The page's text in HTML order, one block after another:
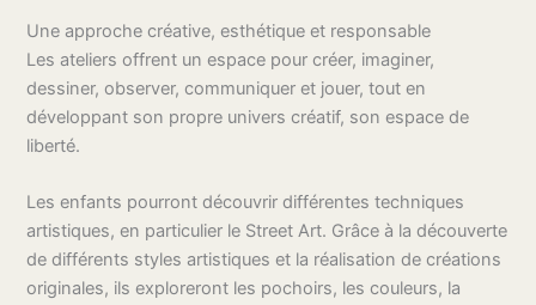
Une approche créative, esthétique et responsable
Les ateliers offrent un espace pour créer, imaginer,
dessiner, observer, communiquer et jouer, tout en
développant son propre univers créatif, son espace de
liberté.
Les enfants pourront découvrir différentes techniques
artistiques, en particulier le Street Art. Grâce à la découverte
de différents styles artistiques et la réalisation de créations
originales, ils exploreront les pochoirs, les couleurs, la